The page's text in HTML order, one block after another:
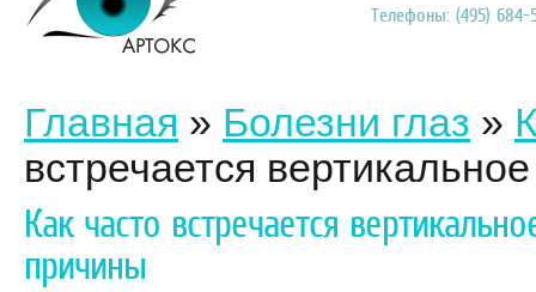
Телефоны: (495) 684-
Главная » Болезни глаз »
встречается
Как часто встречается
причины